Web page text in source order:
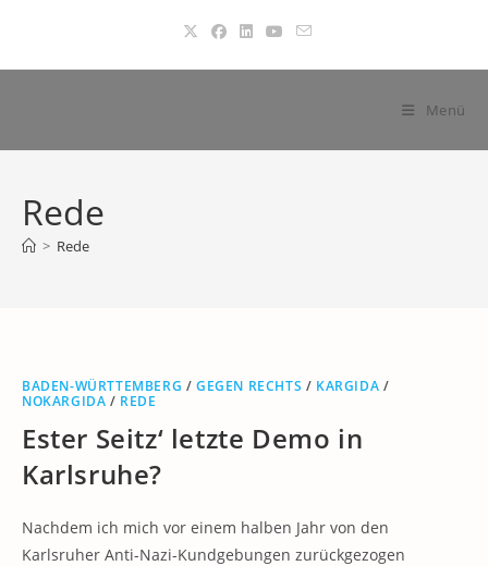
springen
Menü
Rede
> Rede
BADEN-WÜRTTEMBERG /GEGEN RECHTS / KARGIDA /
NOKARGIDA / REDE
Ester Seitz‘ letzte Demo in
Karlsruhe?
Nachdem ich mich vor einem halben Jahr von den
Karlsruher Anti-Nazi-Kundgebungen zurückgezogen